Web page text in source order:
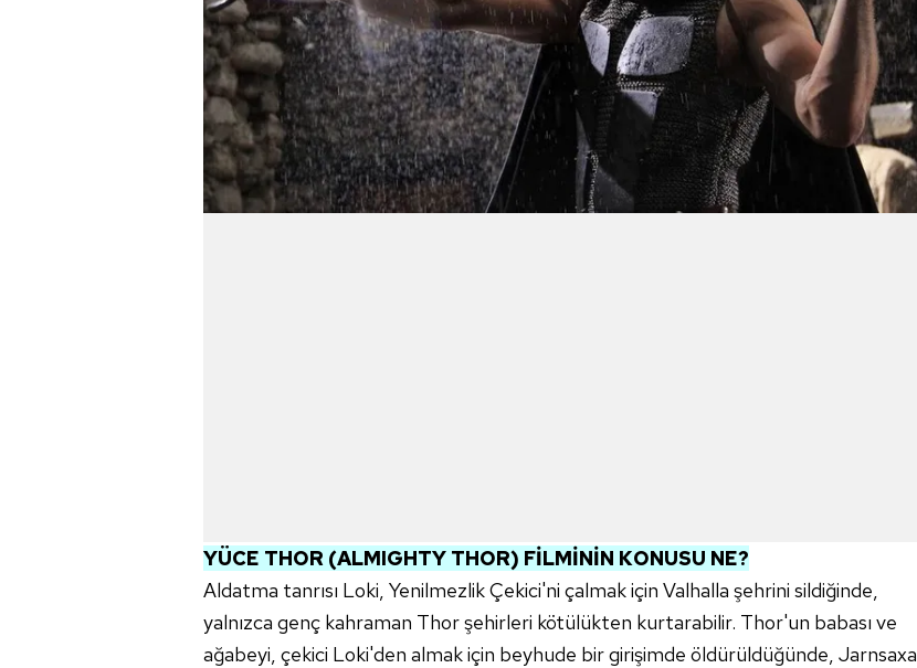
YÜCE THOR (ALMIGHTY THOR) FİLMİNİN KONUSU NE?
Aldatma tanrısı Loki, Yenilmezlik Çekici'ni çalmak için Valhalla şehrini sildiğinde,
yalnızca genç kahraman Thor şehirleri kötülükten kurtarabilir. Thor'un babası ve
ağabeyi, çekici Loki'den almak için beyhude bir girişimde öldürüldüğünde, Jarnsaxa